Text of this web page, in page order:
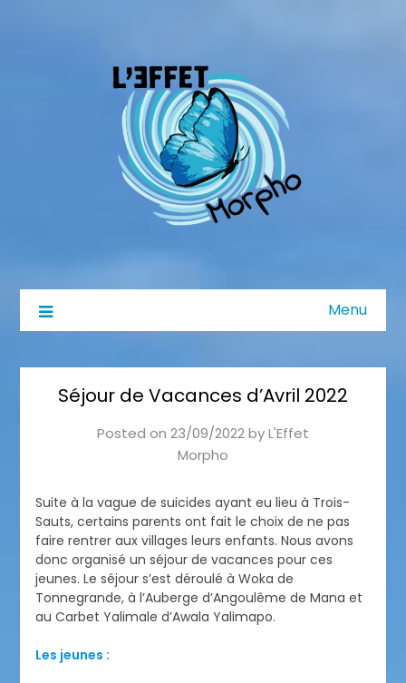
Menu
Séjour de Vacances d’Avril 2022
Posted on 23/09/2022byL'Effet
Morpho
Suite à la vague de suicides ayant eu lieu à Trois-
Sauts, certains parents ont fait le choix de ne pas
faire rentrer aux villages leurs enfants. Nous avons
donc organisé un séjour de vacances pour ces
jeunes. Le séjour s’est déroulé à Woka de
Tonnegrande, à l’Auberge d’Angoulême de Mana et
au Carbet Yalimale d’Awala Yalimapo.
Les jeunes :